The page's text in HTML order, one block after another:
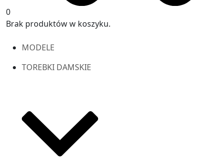
0
Brak produktów w koszyku.
MODELE
TOREBKI DAMSKIE